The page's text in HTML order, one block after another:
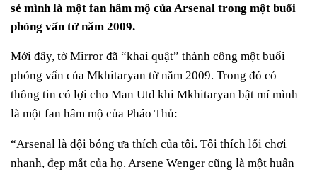
sẻ mình là một fan hâm mộ của Arsenal trong một buổi
phỏng vấn từ năm 2009.
Mới đây, tờ Mirror đã “khai quật” thành công một buổi
phỏng vấn của Mkhitaryan từ năm 2009. Trong đó có
thông tin có lợi cho Man Utd khi Mkhitaryan bật mí mình
là một fan hâm mộ của Pháo Thủ:
“Arsenal là đội bóng ưa thích của tôi. Tôi thích lối chơi
nhanh, đẹp mắt của họ. Arsene Wenger cũng là một huấn